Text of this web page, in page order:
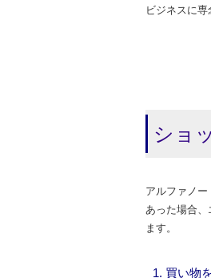
ビジネスに専
ショ
アルファノ
あった場合
ます。
買い物